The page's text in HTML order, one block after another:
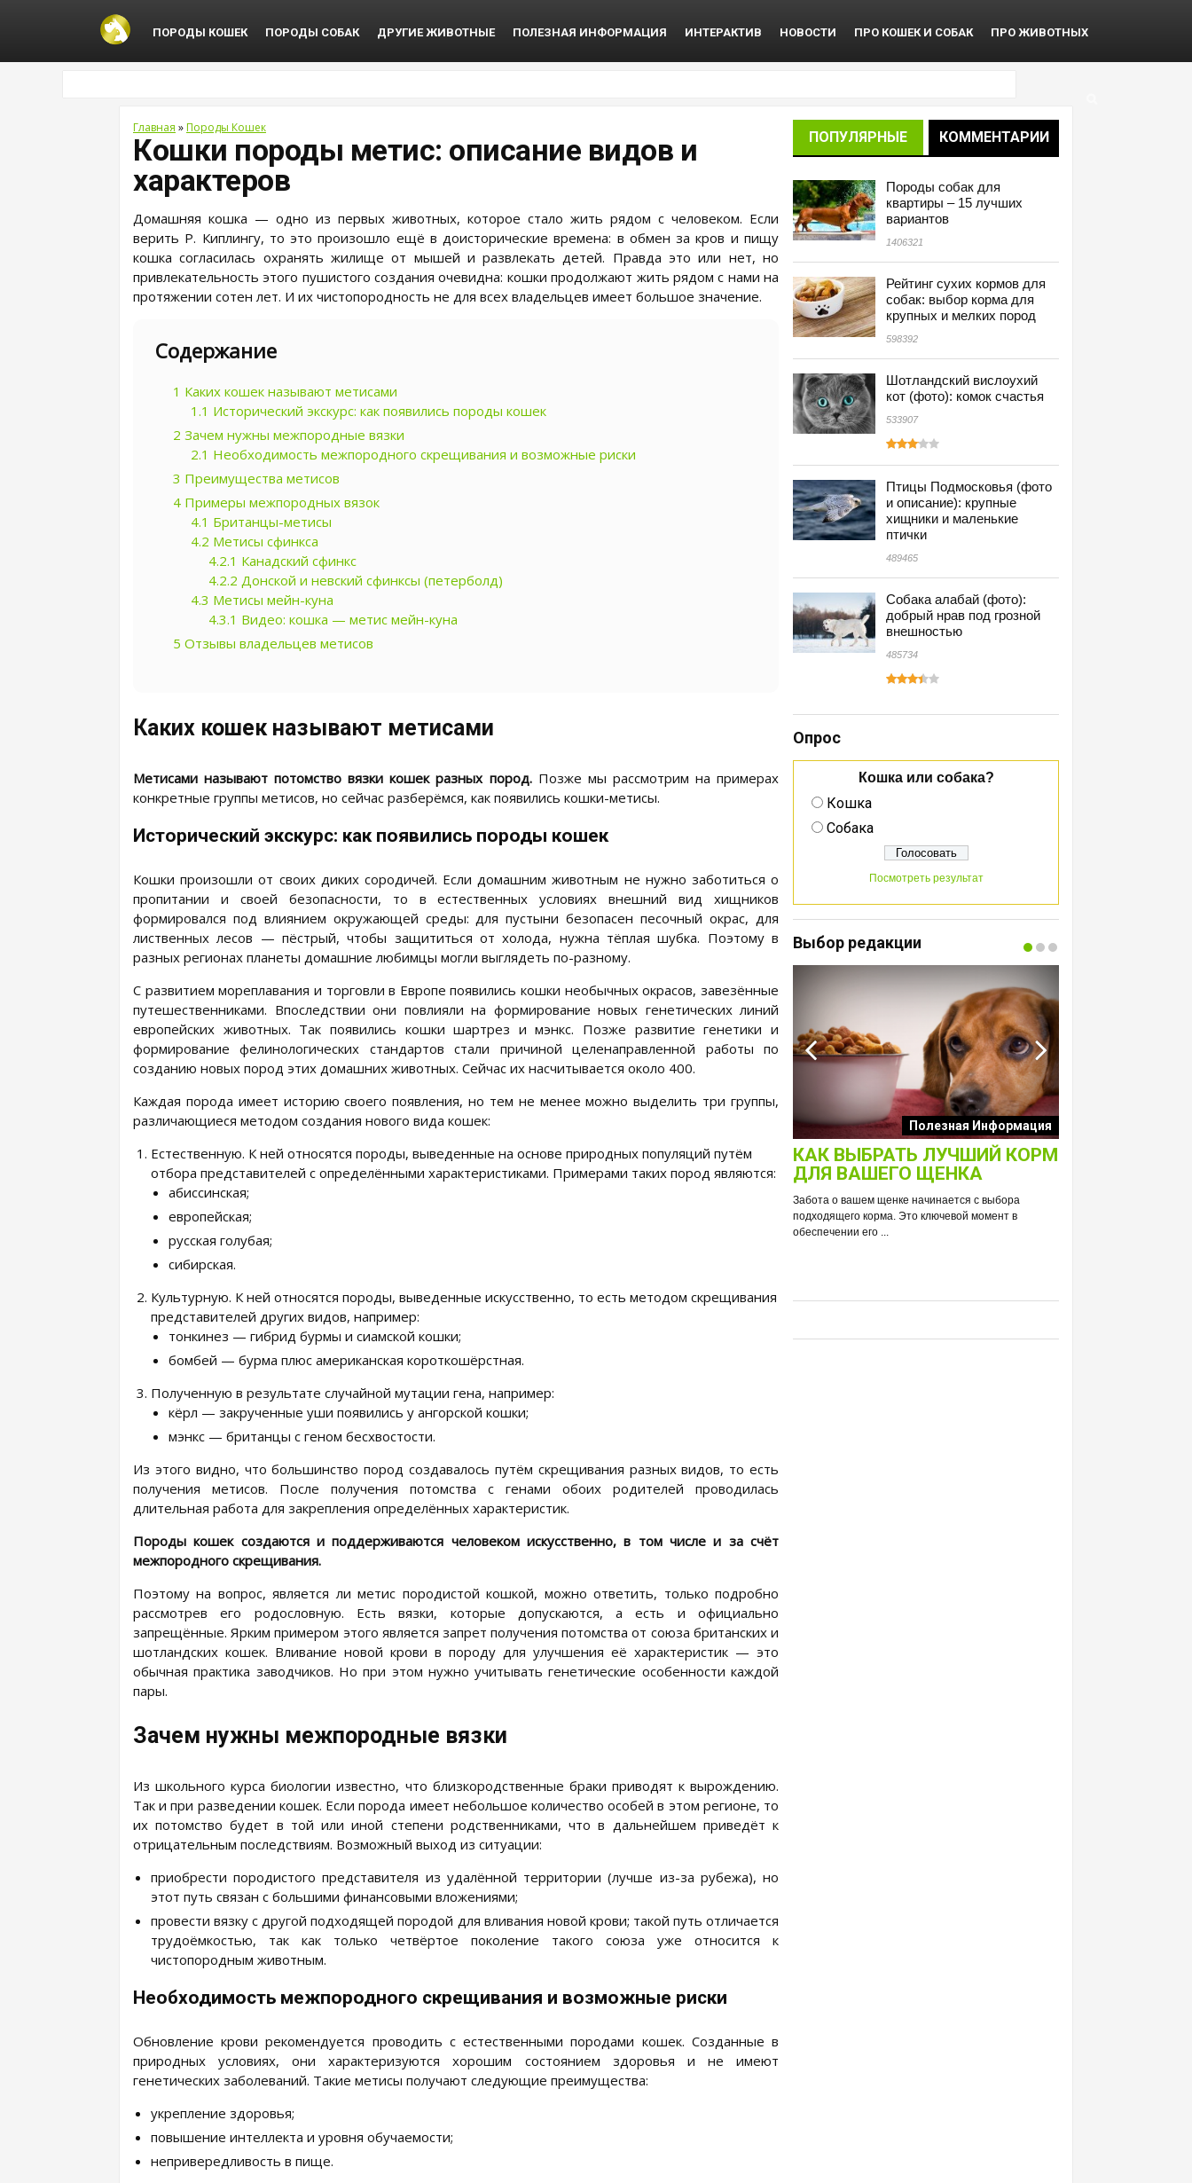
ПОРОДЫ КОШЕК ПОРОДЫ СОБАК ДРУГИЕ ЖИВОТНЫЕ ПОЛЕЗНАЯ ИНФОРМАЦИЯ ИНТЕРАКТИВ НОВОСТИ ПРО КОШЕК И СОБАК ПРО ЖИВОТНЫХ
Главная »Породы Кошек
Кошки породы метис: описание видов и
характеров
Домашняя кошка — одно из первых животных, которое стало жить рядом с человеком. Если
верить Р. Киплингу, то это произошло ещё в доисторические времена: в обмен за кров и пищу
кошка согласилась охранять жилище от мышей и развлекать детей. Правда это или нет, но
привлекательность этого пушистого создания очевидна: кошки продолжают жить рядом с нами на
протяжении сотен лет. И их чистопородность не для всех владельцев имеет большое значение.
Содержание
1 Каких кошек называют метисами
1.1 Исторический экскурс: как появились породы кошек
2 Зачем нужны межпородные вязки
2.1 Необходимость межпородного скрещивания и возможные риски
3 Преимущества метисов
4 Примеры межпородных вязок
4.1 Британцы-метисы
4.2 Метисы сфинкса
4.2.1 Канадский сфинкс
4.2.2 Донской и невский сфинксы (петерболд)
4.3 Метисы мейн-куна
4.3.1 Видео: кошка — метис мейн-куна
5 Отзывы владельцев метисов
Каких кошек называют метисами
Метисами называют потомство вязки кошек разных пород.Позже мы рассмотрим на примерах
конкретные группы метисов, но сейчас разберёмся, как появились кошки-метисы.
Исторический экскурс: как появились породы кошек
Кошки произошли от своих диких сородичей. Если домашним животным не нужно заботиться о
пропитании и своей безопасности, то в естественных условиях внешний вид хищников
формировался под влиянием окружающей среды: для пустыни безопасен песочный окрас, для
лиственных лесов — пёстрый, чтобы защититься от холода, нужна тёплая шубка. Поэтому в
разных регионах планеты домашние любимцы могли выглядеть по-разному.
С развитием мореплавания и торговли в Европе появились кошки необычных окрасов, завезённые
путешественниками. Впоследствии они повлияли на формирование новых генетических линий
европейских животных. Так появились кошки шартрез и мэнкс. Позже развитие генетики и
формирование фелинологических стандартов стали причиной целенаправленной работы по
созданию новых пород этих домашних животных. Сейчас их насчитывается около 400.
Каждая порода имеет историю своего появления, но тем не менее можно выделить три группы,
различающиеся методом создания нового вида кошек:
Естественную. К ней относятся породы, выведенные на основе природных популяций путём
отбора представителей с определёнными характеристиками. Примерами таких пород являются:
абиссинская;
европейская;
русская голубая;
сибирская.
Культурную. К ней относятся породы, выведенные искусственно, то есть методом скрещивания
представителей других видов, например:
тонкинез — гибрид бурмы и сиамской кошки;
бомбей — бурма плюс американская короткошёрстная.
Полученную в результате случайной мутации гена, например:
кёрл — закрученные уши появились у ангорской кошки;
мэнкс — британцы с геном бесхвостости.
Из этого видно, что большинство пород создавалось путём скрещивания разных видов, то есть
получения метисов. После получения потомства с генами обоих родителей проводилась
длительная работа для закрепления определённых характеристик.
Породы кошек создаются и поддерживаются человеком искусственно, в том числе и за счёт
межпородного скрещивания.
Поэтому на вопрос, является ли метис породистой кошкой, можно ответить, только подробно
рассмотрев его родословную. Есть вязки, которые допускаются, а есть и официально
запрещённые. Ярким примером этого является запрет получения потомства от союза британских и
шотландских кошек. Вливание новой крови в породу для улучшения её характеристик — это
обычная практика заводчиков. Но при этом нужно учитывать генетические особенности каждой
пары.
Зачем нужны межпородные вязки
Из школьного курса биологии известно, что близкородственные браки приводят к вырождению.
Так и при разведении кошек. Если порода имеет небольшое количество особей в этом регионе, то
их потомство будет в той или иной степени родственниками, что в дальнейшем приведёт к
отрицательным последствиям. Возможный выход из ситуации:
приобрести породистого представителя из удалённой территории (лучше из-за рубежа), но
этот путь связан с большими финансовыми вложениями;
провести вязку с другой подходящей породой для вливания новой крови; такой путь отличается
трудоёмкостью, так как только четвёртое поколение такого союза уже относится к
чистопородным животным.
Необходимость межпородного скрещивания и возможные риски
Обновление крови рекомендуется проводить с естественными породами кошек. Созданные в
природных условиях, они характеризуются хорошим состоянием здоровья и не имеют
генетических заболеваний. Такие метисы получают следующие преимущества:
укрепление здоровья;
повышение интеллекта и уровня обучаемости;
непривередливость в пище.
ПОПУЛЯРНЫЕ КОММЕНТАРИИ
Породы собак для
квартиры – 15 лучших
вариантов
1406321
Рейтинг сухих кормов для
собак: выбор корма для
крупных и мелких пород
598392
Шотландский вислоухий
кот (фото): комок счастья
533907
Птицы Подмосковья (фото
и описание): крупные
хищники и маленькие
птички
489465
Собака алабай (фото):
добрый нрав под грозной
внешностью
485734
Опрос
Кошка или собака?
Кошка
Собака
Посмотреть результат
Выбор редакции
Интересные подборки про кошек и
ОБЗОР ПОЛНОРАЦИОННОГО
КОРМА ДЛЯ СОБАК NUTRO:
Полезная Информация
КАК ВЫБРАТЬ ЛУЧШИЙ КОРМ
ДЛЯ ВАШЕГО ЩЕНКА
Забота о вашем щенке начинается с выбора
подходящего корма. Это ключевой момент в
обеспечении его ...